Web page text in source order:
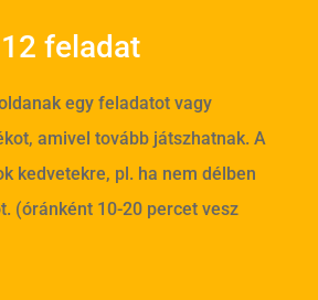
12 feladat
egy feladatot vagy
amivel tovább játszhatnak. A
kedvetekre, pl. ha nem délben
(óránként 10-20 percet vesz